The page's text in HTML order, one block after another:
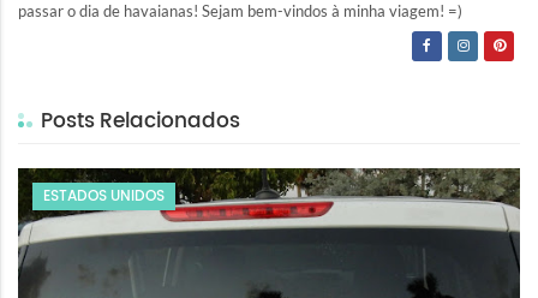
passar o dia de havaianas! Sejam bem-vindos à minha viagem! =)
Posts Relacionados
ESTADOS UNIDOS